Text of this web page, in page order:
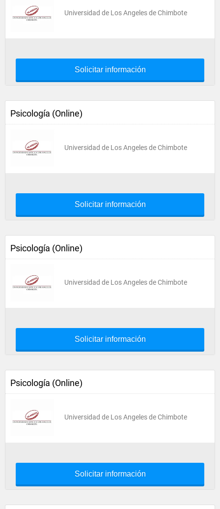
Universidad de Los Angeles de Chimbote
Solicitar información
Psicología (Online)
Universidad de Los Angeles de Chimbote
Solicitar información
Psicología (Online)
Universidad de Los Angeles de Chimbote
Solicitar información
Psicología (Online)
Universidad de Los Angeles de Chimbote
Solicitar información